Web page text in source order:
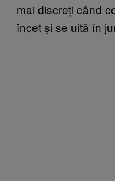
mai discreți când
încet și se uită în